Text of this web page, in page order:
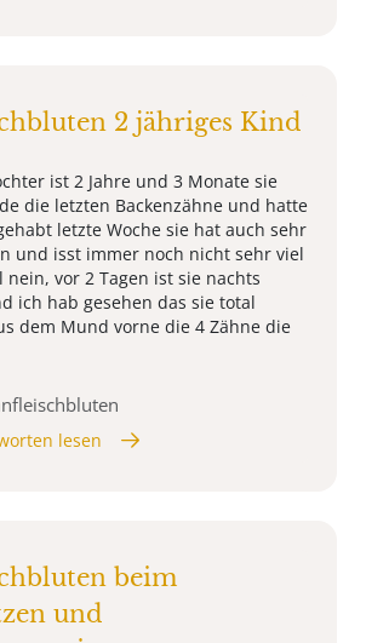
2 jähriges Kind
ist 2 Jahre und 3 Monate sie
die letzten Backenzähne und hatte
letzte Woche sie hat auch sehr
und isst immer noch nicht sehr viel
vor 2 Tagen ist sie nachts
ich hab gesehen das sie total
dem Mund vorne die 4 Zähne die
lesen
beim
und